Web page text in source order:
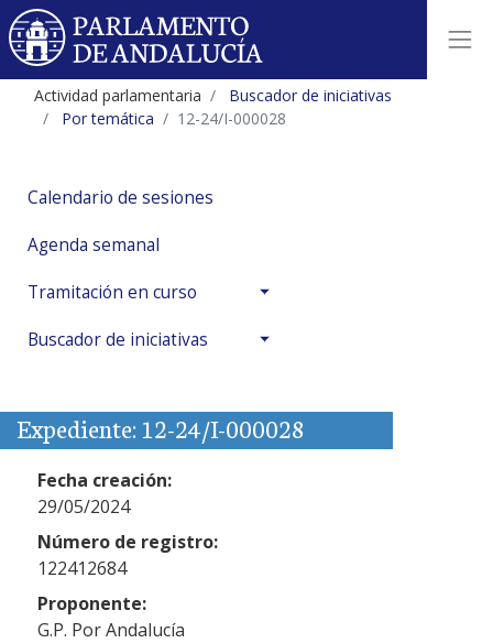
Actividad parlamentaria
Buscador de iniciativas
Por temática
12-24/I-000028
Calendario de sesiones
Agenda semanal
Tramitación en curso
Buscador de iniciativas
Expediente: 12-24/I-000028
Fecha creación:
29/05/2024
Número de registro:
122412684
Proponente:
G.P. Por Andalucía